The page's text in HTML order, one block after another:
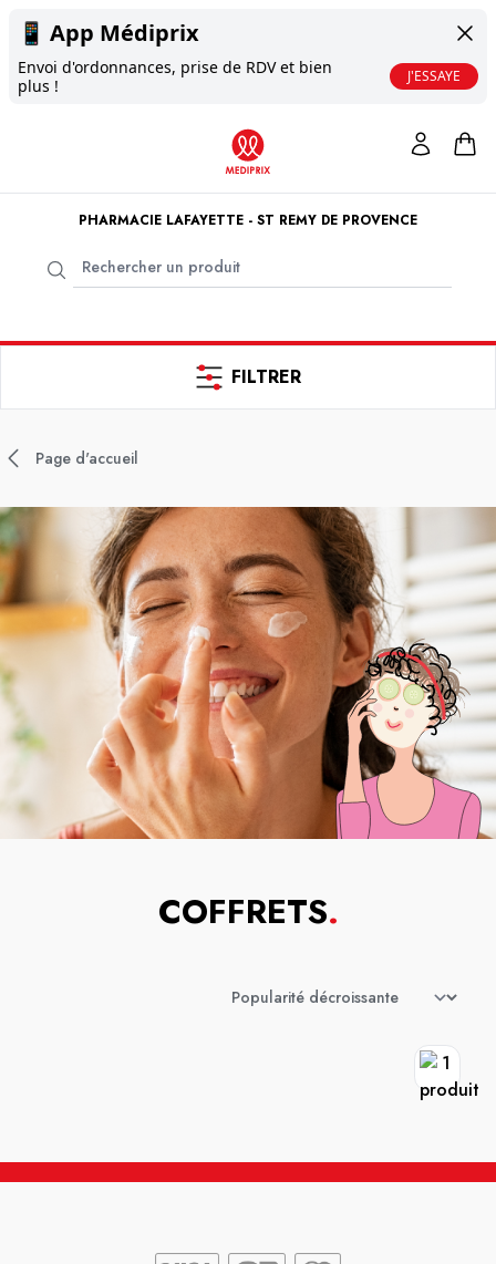
📱 App Médiprix
Envoi d'ordonnances, prise de RDV et bien
plus !
J'ESSAYE
PHARMACIE LAFAYETTE - ST REMY DE PROVENCE
FILTRER
Page d'accueil
COFFRETS.